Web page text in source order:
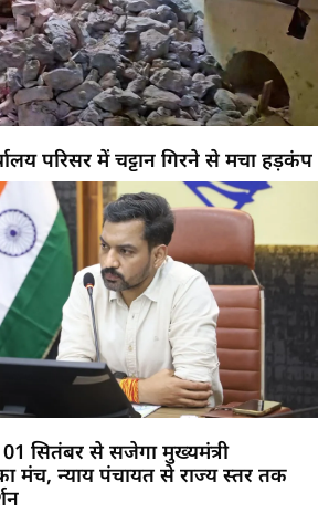
परिसर में चट्टान गिरने से मचा हड़कंप
सितंबर से सजेगा मुख्यमंत्री
का मंच, न्याय पंचायत से राज्य स्तर तक